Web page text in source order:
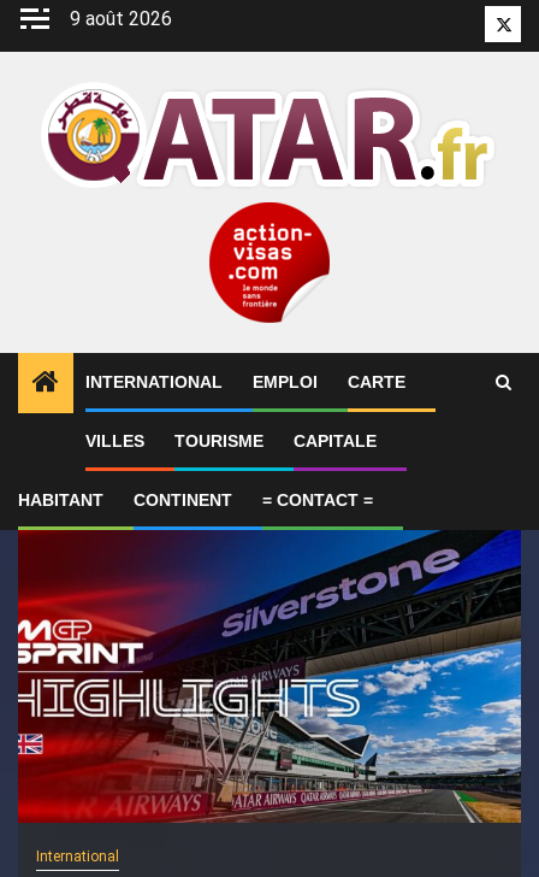
Aller
9 août 2026
INTERNATIONAL EMPLOI CARTE
VILLES TOURISME CAPITALE
HABITANT CONTINENT = CONTACT =
ALERTES INFO 1 GP de Grande-Bretagne –
International